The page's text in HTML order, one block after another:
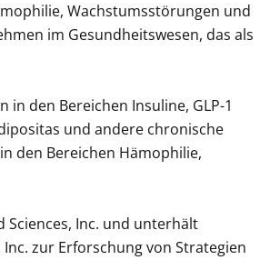
Wachstumsstörungen und
im Gesundheitswesen, das als
den Bereichen Insuline, GLP-1
und andere chronische
den Bereichen Hämophilie,
Inc. und unterhält
zur Erforschung von Strategien